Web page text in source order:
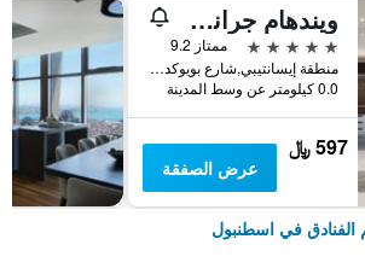
ويندهام جراند إسطنبول ليفينت
5 نجوم
ممتاز 9.2
منطقة إيسانتيبي,شارع بويوكديري 177-183 شيشلي, اسطنبول, تركيا
0.0 كيلومتر عن وسط المدينة
597 ﷼
عرض الصفقة
الفنادق في اسطنبول